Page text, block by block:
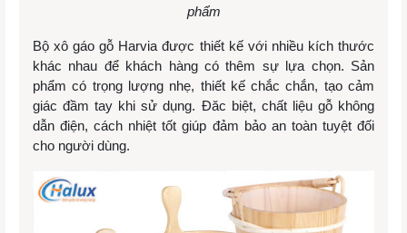
phẩm
Bộ xô gáo gỗ Harvia được thiết kế với nhiều kích thước
khác nhau để khách hàng có thêm sự lựa chọn. Sản
phẩm có trọng lượng nhẹ, thiết kế chắc chắn, tạo cảm
giác đầm tay khi sử dụng. Đăc biệt, chất liệu gỗ không
dẫn điện, cách nhiệt tốt giúp đảm bảo an toàn tuyệt đối
cho người dùng.